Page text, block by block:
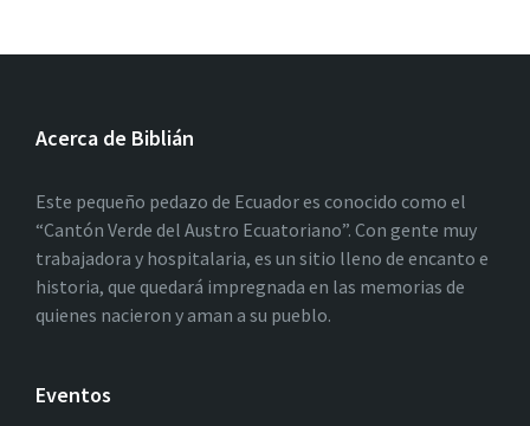
Acerca de Biblián
Este pequeño pedazo de Ecuador es conocido como el
“Cantón Verde del Austro Ecuatoriano”. Con gente muy
trabajadora y hospitalaria, es un sitio lleno de encanto e
historia, que quedará impregnada en las memorias de
quienes nacieron y aman a su pueblo.
Eventos